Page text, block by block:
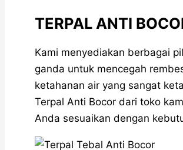
TERPAL ANTI
Kami menyediakan berbagai
ganda untuk mencegah
ketahanan air yang sangat
Terpal Anti Bocor dari toko
Anda sesuaikan dengan